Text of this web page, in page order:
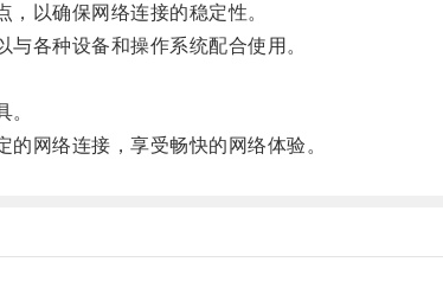
以确保网络连接的稳定性。
各种设备和操作系统配合使用。
网络连接，享受畅快的网络体验。